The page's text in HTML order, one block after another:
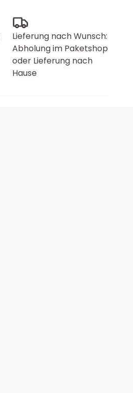
Lieferung nach Wunsch:
Abholung im Paketshop
oder Lieferung nach
Hause